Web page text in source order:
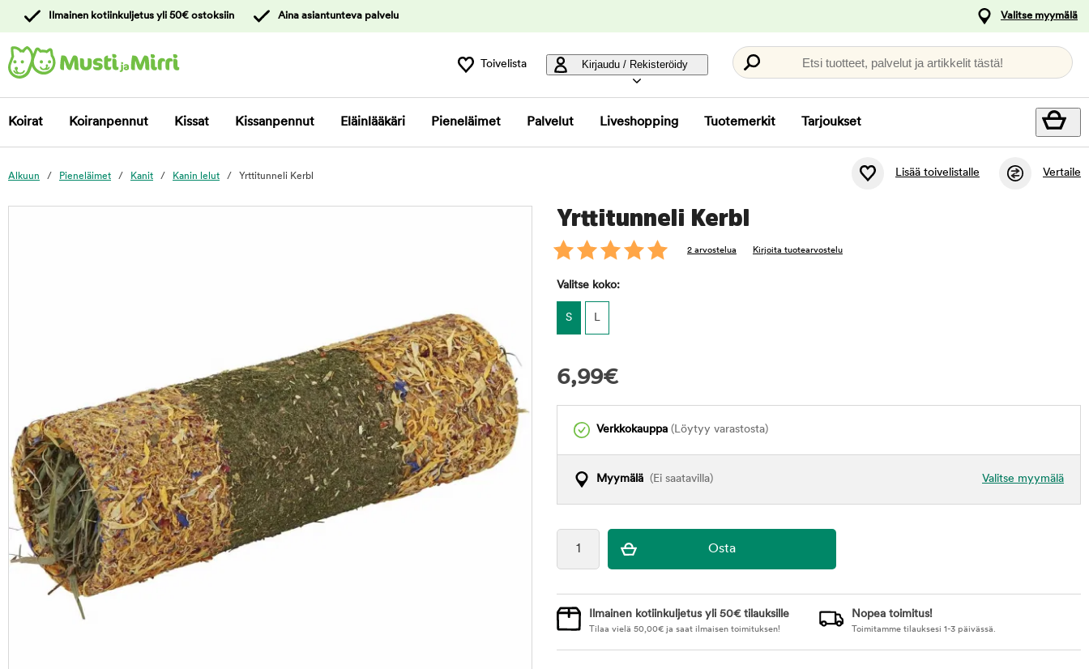
asiakaspalveluun
Ilmainen kotiinkuljetus yli 50€ ostoksiin Aina asiantunteva palvelu Valitse myymälä
Toivelista Kirjaudu / Rekisteröidy Etsi tuotteet, palvelut ja artikkelit tästä!
Koirat Koiranpennut Kissat Kissanpennut Eläinlääkäri Pieneläimet Palvelut Liveshopping Tuotemerkit Tarjoukset
Alkuun Pieneläimet Kanit Kanin lelut Yrttitunneli Kerbl Lisää toivelistalle Vertaile
Yrttitunneli Kerbl
2 arvostelua Kirjoita tuotearvostelu
Valitse koko:
S L
6,99€
Verkkokauppa (Löytyy varastosta)
Valitse myymälä
Myymälä (Ei saatavilla)
Ilmainen kotiinkuljetus yli 50€ tilauksille
Tilaa vielä 50,00€ ja saat ilmaisen toimituksen!
Nopea toimitus!
Toimitamme tilauksesi 1-3 päivässä.